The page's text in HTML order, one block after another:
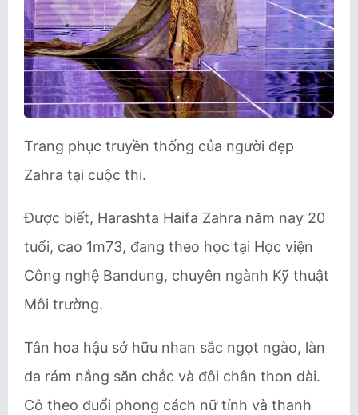
Trang phục truyền thống của người đẹp
Zahra tại cuộc thi.
Được biết, Harashta Haifa Zahra năm nay 20
tuổi, cao 1m73, đang theo học tại Học viện
Công nghệ Bandung, chuyên ngành Kỹ thuật
Môi trường.
Tân hoa hậu sở hữu nhan sắc ngọt ngào, làn
da rám nắng săn chắc và đôi chân thon dài.
Cô theo đuổi phong cách nữ tính và thanh